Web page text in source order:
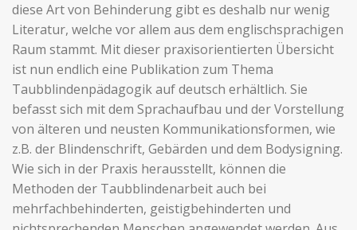
diese Art von Behinderung gibt es deshalb nur wenig
Literatur, welche vor allem aus dem englischsprachigen
Raum stammt. Mit dieser praxisorientierten Übersicht
ist nun endlich eine Publikation zum Thema
Taubblindenpädagogik auf deutsch erhältlich. Sie
befasst sich mit dem Sprachaufbau und der Vorstellung
von älteren und neusten Kommunikationsformen, wie
z.B. der Blindenschrift, Gebärden und dem Bodysigning.
Wie sich in der Praxis herausstellt, können die
Methoden der Taubblindenarbeit auch bei
mehrfachbehinderten, geistigbehinderten und